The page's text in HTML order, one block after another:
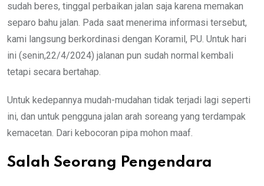
sudah beres, tinggal perbaikan jalan saja karena memakan
separo bahu jalan. Pada saat menerima informasi tersebut,
kami langsung berkordinasi dengan Koramil, PU. Untuk hari
ini (senin,22/4/2024) jalanan pun sudah normal kembali
tetapi secara bertahap.
Untuk kedepannya mudah-mudahan tidak terjadi lagi seperti
ini, dan untuk pengguna jalan arah soreang yang terdampak
kemacetan. Dari kebocoran pipa mohon maaf.
Salah Seorang Pengendara